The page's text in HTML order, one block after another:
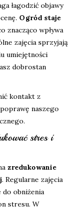
łagodzić objawy
Ogród staje
znacząco wpływa
zajęcia sprzyjają
umiejętności
dobrostan
kontakt z
naszego
stres i
zredukowanie
. Regularne zajęcia
do obniżenia
stresu. W